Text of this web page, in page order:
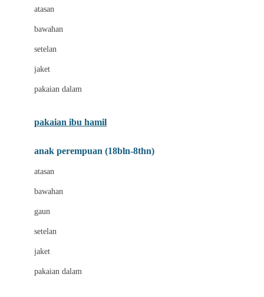
Cottonseeds
Crane
atasan
bawahan
setelan
jaket
pakaian dalam
pakaian ibu hamil
anak perempuan (18bln-8thn)
atasan
bawahan
gaun
setelan
jaket
pakaian dalam